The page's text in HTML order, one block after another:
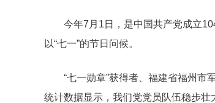
今年7月1日，是中国共产党成立
以“七一”的节日问候。
“七一勋章”获得者、福建省福州市
统计数据显示，我们党党员队伍稳步